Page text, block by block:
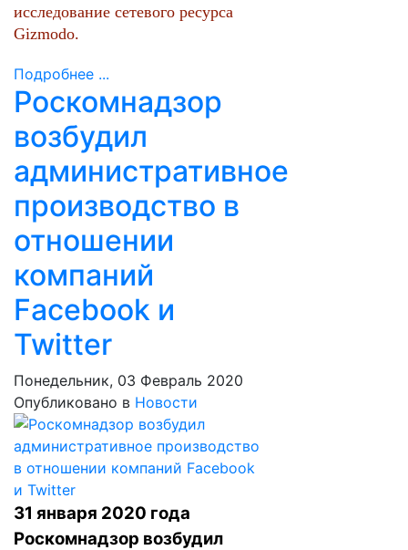
исследование сетевого ресурса
Gizmodo.
Подробнее ...
Роскомнадзор
возбудил
административное
производство в
отношении
компаний
Facebook и
Twitter
Понедельник, 03 Февраль 2020
Опубликовано в Новости
31 января 2020 года
Роскомнадзор возбудил